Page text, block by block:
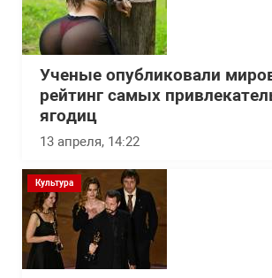
Ученые опубликовали
рейтинг самых
ягодиц
13 апреля, 14:22
Культура